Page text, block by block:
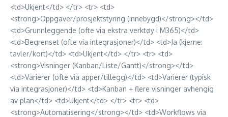
<td>Ukjent</td> </tr> <tr> <td>
<strong>Oppgaver/prosjektstyring (innebygd)</strong></td>
<td>Grunnleggende (ofte via ekstra verktøy i M365)</td>
<td>Begrenset (ofte via integrasjoner)</td> <td>Ja (kjerne:
tavler/kort)</td> <td>Ukjent</td> </tr> <tr> <td>
<strong>Visninger (Kanban/Liste/Gantt)</strong></td>
<td>Varierer (ofte via apper/tillegg)</td> <td>Varierer (typisk
via integrasjoner)</td> <td>Kanban + flere visninger avhengig
av plan</td> <td>Ukjent</td> </tr> <tr> <td>
<strong>Automatisering</strong></td> <td>Workflows via